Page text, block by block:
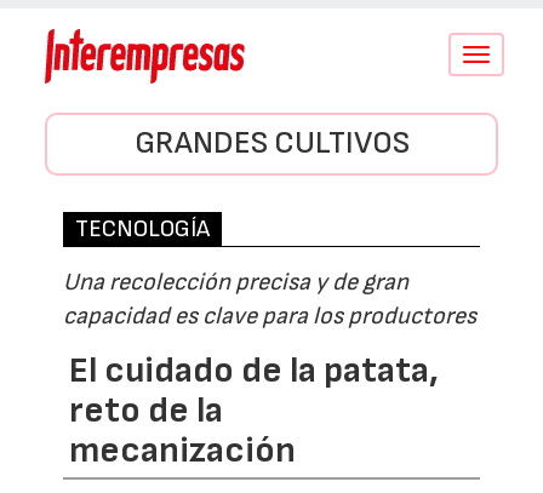
Conmutar
GRANDES CULTIVOS
TECNOLOGÍA
Una recolección precisa y de gran
capacidad es clave para los productores
El cuidado de la patata,
reto de la
mecanización